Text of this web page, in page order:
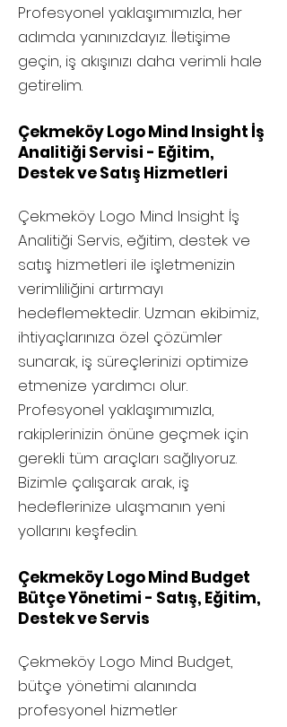
Profesyonel yaklaşımımızla, her
adımda yanınızdayız. İletişime
geçin, iş akışınızı daha verimli hale
getirelim.
Çekmeköy Logo Mind Insight İş
Analitiği Servisi - Eğitim,
Destek ve Satış Hizmetleri
Çekmeköy Logo Mind Insight İş
Analitiği Servis, eğitim, destek ve
satış hizmetleri ile işletmenizin
verimliliğini artırmayı
hedeflemektedir. Uzman ekibimiz,
ihtiyaçlarınıza özel çözümler
sunarak, iş süreçlerinizi optimize
etmenize yardımcı olur.
Profesyonel yaklaşımımızla,
rakiplerinizin önüne geçmek için
gerekli tüm araçları sağlıyoruz.
Bizimle çalışarak arak, iş
hedeflerinize ulaşmanın yeni
yollarını keşfedin.
Çekmeköy Logo Mind Budget
Bütçe Yönetimi - Satış, Eğitim,
Destek ve Servis
Çekmeköy Logo Mind Budget,
bütçe yönetimi alanında
profesyonel hizmetler